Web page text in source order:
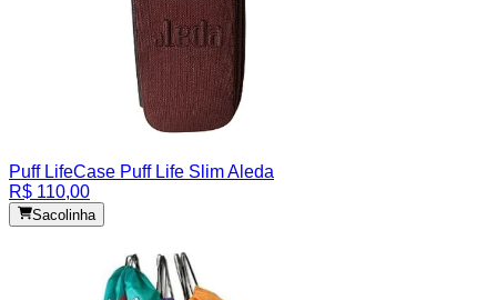
Puff LifeCase Puff Life Slim Aleda
R$ 110,00
Sacolinha